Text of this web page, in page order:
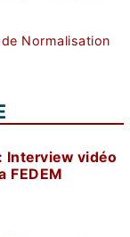
Normalisation
Interview vidéo
FEDEM